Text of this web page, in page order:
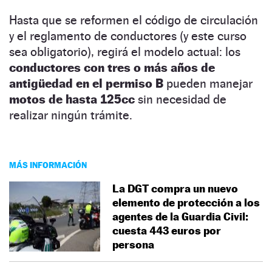
Hasta que se reformen el código de circulación
y el reglamento de conductores (y este curso
sea obligatorio), regirá el modelo actual: los
conductores con tres o más años de
antigüedad en el permiso B pueden manejar
motos de hasta 125cc sin necesidad de
realizar ningún trámite.
MÁS INFORMACIÓN
La DGT compra un nuevo
elemento de protección a los
agentes de la Guardia Civil:
cuesta 443 euros por
persona